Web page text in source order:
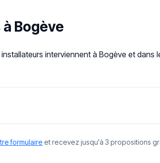
Bogève
interviennent à Bogève et dans
formulaire et recevez jusqu'à 3 propositions